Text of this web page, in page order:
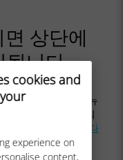
cookies and
experience on
content,
상단에
됩니다.
않는 경우 같은 메뉴
> 몇 초 후에 표시되
다
다.